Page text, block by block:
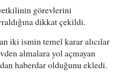
görevlerini
dikkat çekildi.
iki ismin temel karar alıcılar
almalara yol açmayan
haberdar olduğunu ekledi.